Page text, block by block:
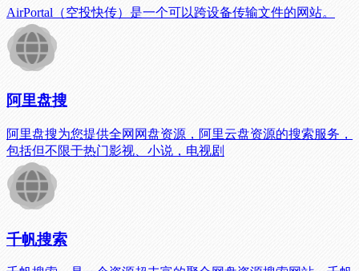
AirPortal（空投快传）是一个可以跨设备传输文件的网站。
阿里盘搜
阿里盘搜为您提供全网网盘资源，阿里云盘资源的搜索服务，
包括但不限于热门影视、小说，电视剧
千帆搜索